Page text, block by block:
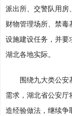
派出所、交警队用房
财物管理场所、禁毒
设施建设任务，并要
湖北各地实际。
围绕九大类公安
需求，湖北省公安厅
造经验做法，继续争